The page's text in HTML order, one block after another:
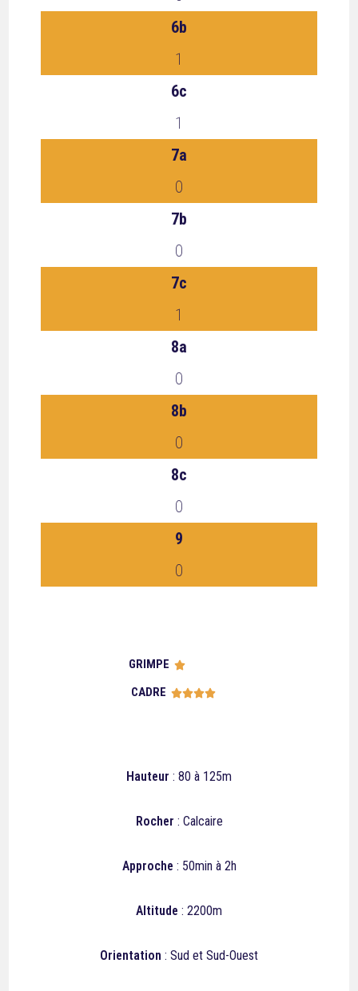
6b
1
6c
1
7a
0
7b
0
7c
1
8a
0
8b
0
8c
0
9
0
GRIMPE 
CADRE 
Hauteur : 80 à 125m
Rocher : Calcaire
Approche : 50min à 2h
Altitude : 2200m
Orientation : Sud et Sud-Ouest